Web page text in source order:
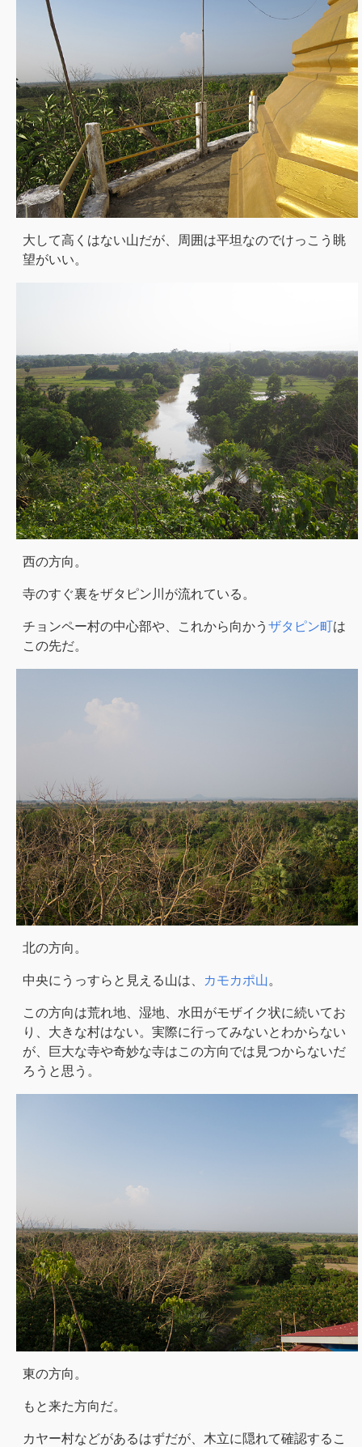
大して高くはない山だが、周囲は平坦なのでけっこう眺
望がいい。
西の方向。
寺のすぐ裏をザタピン川が流れている。
チョンペー村の中心部や、これから向かう ザタピン町は
この先だ。
北の方向。
中央にうっすらと見える山は、 カモカポ山。
この方向は荒れ地、湿地、水田がモザイク状に続いてお
り、大きな村はない。実際に行ってみないとわからない
が、巨大な寺や奇妙な寺はこの方向では見つからないだ
ろうと思う。
東の方向。
もと来た方向だ。
カヤー村などがあるはずだが、木立に隠れて確認するこ